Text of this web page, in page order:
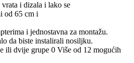
i dizala i lako se
od 65 cm i
i jednostavna za montažu.
da biste instalirali nosiljku.
ili dvije grupe 0 Više od 12 mogućih